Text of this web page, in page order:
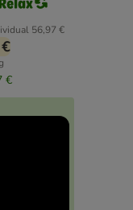
56,97 €
€